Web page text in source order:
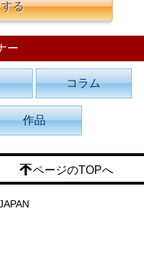
る
ー
コラム
作品
ページのTOPへ